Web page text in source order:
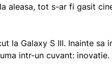
aleasa, tot s-ar fi gasit
la Galaxy S III. Inainte sa
intr-un cuvant: inovatie.